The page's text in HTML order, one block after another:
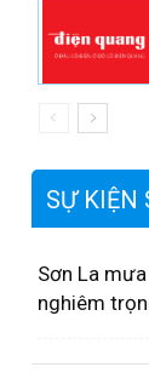
SỰ KIỆN
Sơn La
nghiêm